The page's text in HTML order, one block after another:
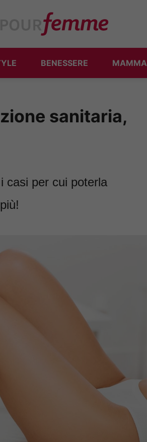
BENESSERE MAMMA
sanitaria,
casi per cui poterla